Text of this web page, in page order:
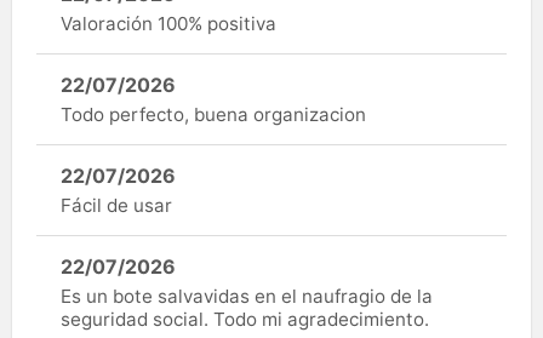
Valoración 100% positiva
22/07/2026
Todo perfecto, buena organizacion
22/07/2026
Fácil de usar
22/07/2026
Es un bote salvavidas en el naufragio de la
seguridad social. Todo mi agradecimiento.